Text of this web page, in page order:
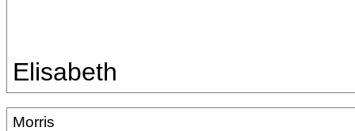
Elisabeth
Morris